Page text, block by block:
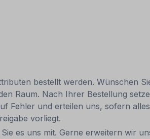
bestellt werden. Wünschen
Raum. Nach Ihrer Bestellung
und erteilen uns, sofern
vorliegt.
es uns mit. Gerne erweitern wir